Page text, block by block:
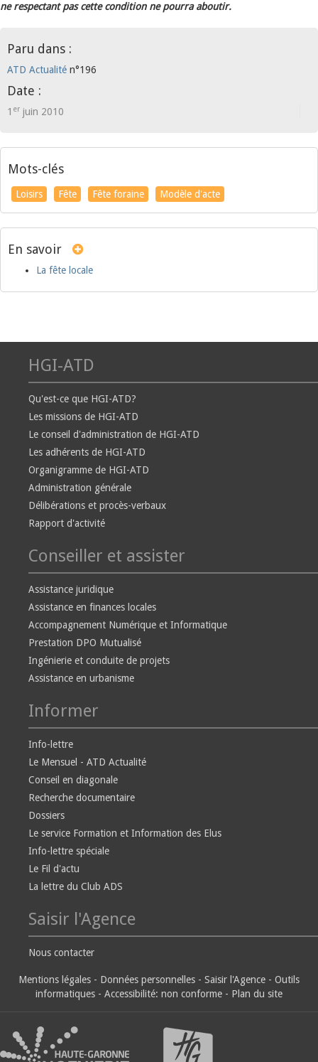
ne respectant pas cette condition ne pourra aboutir.
Paru dans :
ATD Actualité n°196
Date :
1 er juin 2010
Mots-clés
Loisirs Fête Fête foraine Modèle d'acte
En savoir
La fête locale
HGI-ATD
Qu'est-ce que HGI-ATD?
Les missions de HGI-ATD
Le conseil d'administration de HGI-ATD
Les adhérents de HGI-ATD
Organigramme de HGI-ATD
Administration générale
Délibérations et procès-verbaux
Rapport d'activité
Conseiller et assister
Assistance juridique
Assistance en finances locales
Accompagnement Numérique et Informatique
Prestation DPO Mutualisé
Ingénierie et conduite de projets
Assistance en urbanisme
Informer
Info-lettre
Le Mensuel - ATD Actualité
Conseil en diagonale
Recherche documentaire
Dossiers
Le service Formation et Information des Elus
Info-lettre spéciale
Le Fil d'actu
La lettre du Club ADS
Saisir l'Agence
Nous contacter
Mentions légales - Données personnelles - Saisir l'Agence - Outils
informatiques - Accessibilité: non conforme - Plan du site